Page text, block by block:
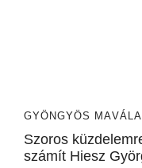
GYÖNGYÖS MA
Szoros
számít Hiesz